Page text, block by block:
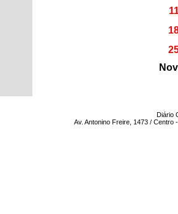
Nov
Diário
Av. Antonino Freire, 1473 / Centro